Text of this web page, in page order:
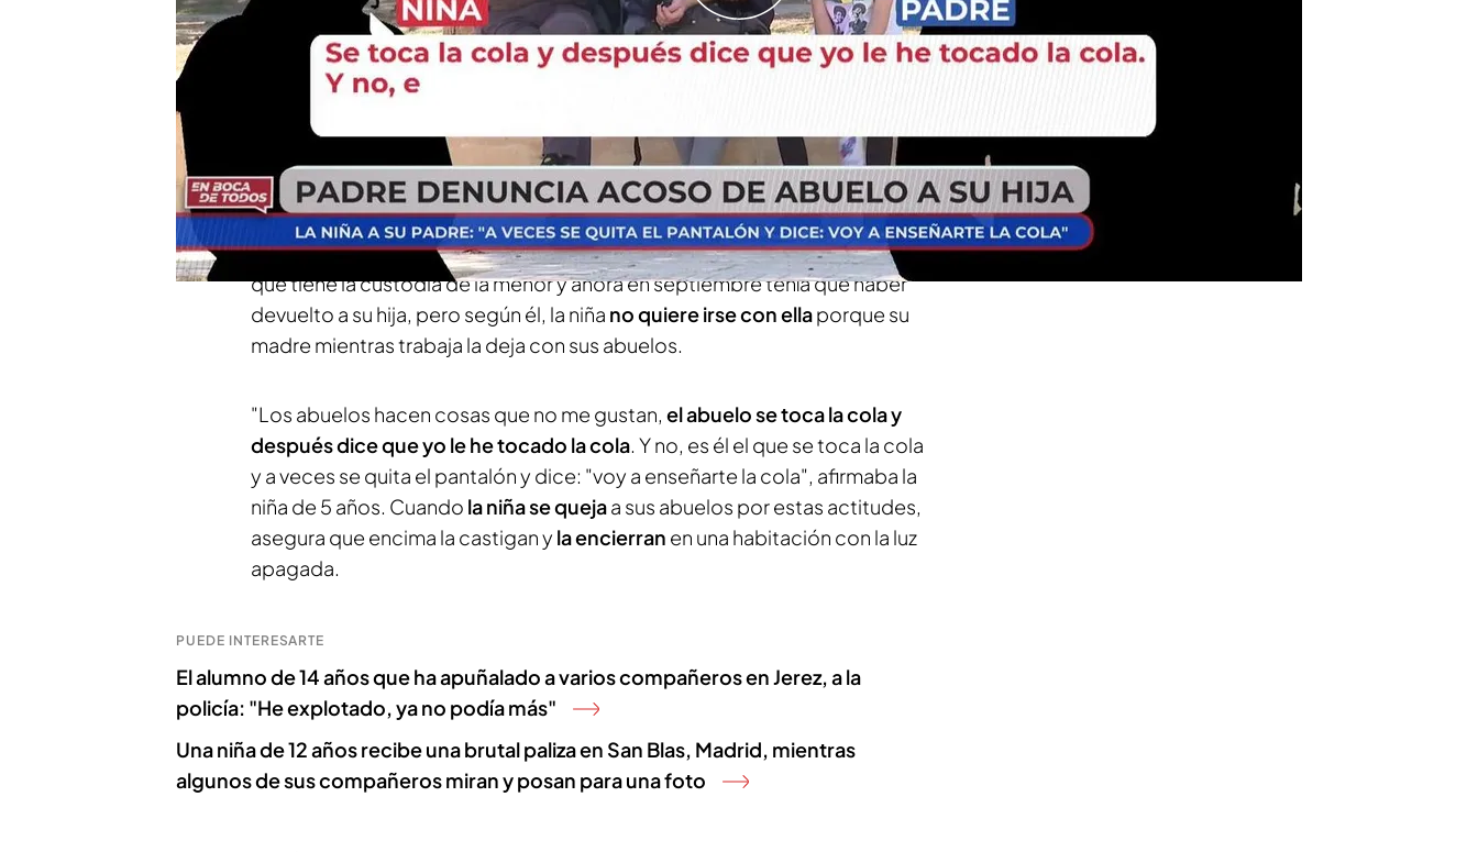
añadía la menor
El padre de una menor de 5 añosestá desesperado . Durante el pasado
verano,su hija le contó las cosas que le dice y hace su abuelo materno
cuando se queda con él y decidiódenunciarlepor acoso. La madre es la
que tiene la custodia de la menor y ahora en septiembre tenía que haber
devuelto a su hija, pero según él, la niña no quiere irse con ellaporque su
madre mientras trabaja la deja con sus abuelos.
"Los abuelos hacen cosas que no me gustan, el abuelo se toca la cola y
después dice que yo le he tocado la cola. Y no, es él el que se toca la cola
y a veces se quita el pantalón y dice: "voy a enseñarte la cola", afirmaba la
niña de 5 años. Cuando la niña se quejaa sus abuelos por estas actitudes,
asegura que encima la castigan y la encierran en una habitación con la luz
apagada.
PUEDE INTERESARTE
El alumno de 14 años que ha apuñalado a varios compañeros en Jerez, a la
policía: "He explotado, ya no podía más"
Una niña de 12 años recibe una brutal paliza en San Blas, Madrid, mientras
algunos de sus compañeros miran y posan para una foto